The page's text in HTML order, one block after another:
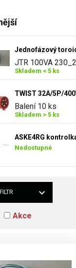
Jednofázový
JTR 100VA
Skladem < 5 ks
TWIST 32A/5P/
Balení 10 ks
Skladem > 5 ks
ASKE4RG
Nedostupné
Akce